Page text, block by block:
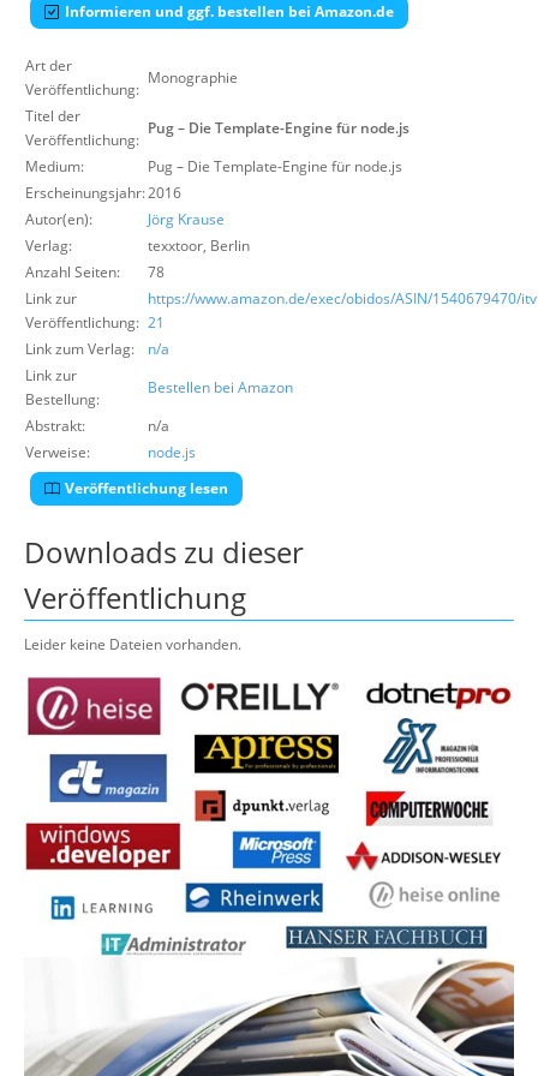
Über uns
Informieren und ggf. bestellen bei Amazon.de
Art der
Veröffentlichung:
Monographie
Titel der
Veröffentlichung:
Pug – Die Template-Engine für node.js
Medium:
Pug – Die Template-Engine für node.js
Erscheinungsjahr:2016
Autor(en):
Jörg Krause
Verlag:
texxtoor, Berlin
Anzahl Seiten:
78
Link zur
Veröffentlichung:
https://www.amazon.de/exec/obidos/ASIN/1540679470/
21
Link zum Verlag:
n/a
Link zur
Bestellung:
Bestellen bei Amazon
Abstrakt:
n/a
Verweise:
node.js
Veröffentlichung lesen
Downloads zu dieser
Veröffentlichung
Leider keine Dateien vorhanden.